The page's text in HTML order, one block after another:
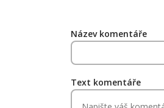
Název komentáře
Text komentáře